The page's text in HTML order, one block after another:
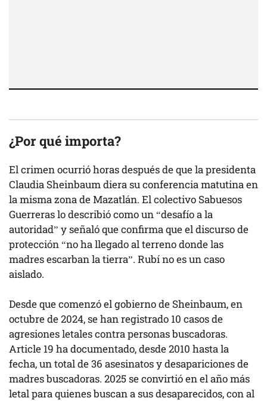
¿Por qué importa?
El crimen ocurrió horas después de que la presidenta
Claudia Sheinbaum diera su conferencia matutina en
la misma zona de Mazatlán. El colectivo Sabuesos
Guerreras lo describió como un “desafío a la
autoridad” y señaló que confirma que el discurso de
protección “no ha llegado al terreno donde las
madres escarban la tierra”. Rubí no es un caso
aislado.
Desde que comenzó el gobierno de Sheinbaum, en
octubre de 2024, se han registrado 10 casos de
agresiones letales contra personas buscadoras.
Article 19 ha documentado, desde 2010 hasta la
fecha, un total de 36 asesinatos y desapariciones de
madres buscadoras. 2025 se convirtió en el año más
letal para quienes buscan a sus desaparecidos, con al